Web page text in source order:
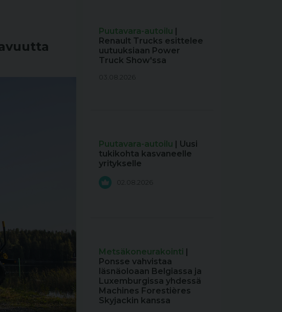
Puutavara-autoilu |
Renault Trucks esittelee
uutuuksiaan Power
Truck Show'ssa
03.08.2026
Puutavara-autoilu | Uusi
tukikohta kasvaneelle
yritykselle
02.08.2026
Metsäkoneurakointi |
Ponsse vahvistaa
läsnäoloaan Belgiassa ja
Luxemburgissa yhdessä
Machines Forestières
Skyjackin kanssa